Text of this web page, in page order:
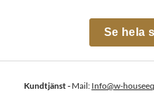
Se hela
Kundtjänst - Mail: Info@w-